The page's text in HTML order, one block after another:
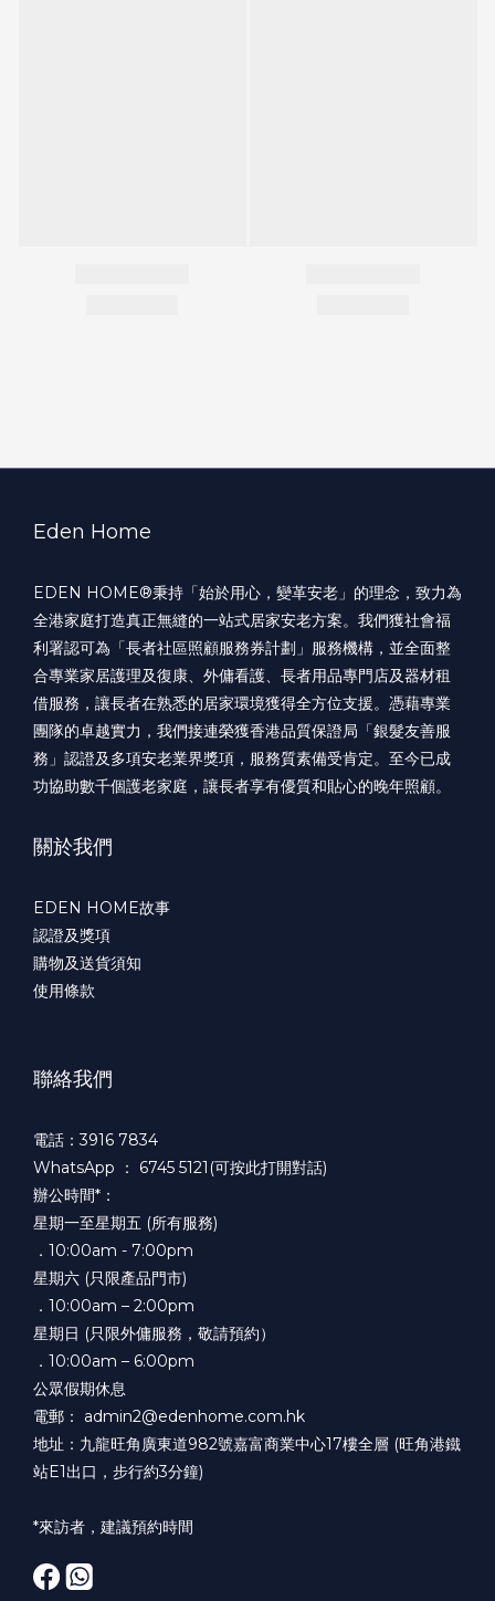
Eden Home
EDEN HOME®️秉持「始於用心，變革安老」的理念，致力為
全港家庭打造真正無縫的一站式居家安老方案。我們獲社會福
利署認可為「長者社區照顧服務券計劃」服務機構，並全面整
合專業家居護理及復康、外傭看護、長者用品專門店及器材租
借服務，讓長者在熟悉的居家環境獲得全方位支援。憑藉專業
團隊的卓越實力，我們接連榮獲香港品質保證局「銀髮友善服
務」認證及多項安老業界獎項，服務質素備受肯定。至今已成
功協助數千個護老家庭，讓長者享有優質和貼心的晚年照顧。
關於我們
EDEN HOME故事
認證及獎項
購物及送貨須知
使用條款
聯絡我們
電話：3916 7834
WhatsApp ： 6745 5121(可按此打開對話)
辦公時間*：
星期一至星期五 (所有服務)
．10:00am - 7:00pm
星期六 (只限產品門市)
．10:00am – 2:00pm
星期日 (只限外傭服務，敬請預約）
．10:00am – 6:00pm
公眾假期休息
電郵： admin2@edenhome.com.hk
地址：九龍旺角廣東道982號嘉富商業中心17樓全層 (旺角港鐵
站E1出口，步行約3分鐘)
*來訪者，建議預約時間